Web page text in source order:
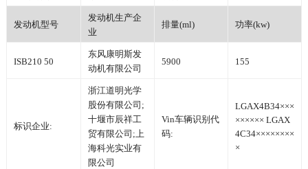
发动机型号
发动机生产企
业
排量(ml) 功率(kw)
ISB210 50
东风康明斯发
动机有限公司
5900 155
标识企业:
浙江道明光学
股份有限公司;
十堰市辰祥工
贸有限公司;上
海科光实业有
限公司
Vin车辆识别代
码:
LGAX4B34×××
×××××× LGAX
4C34××××××××
×